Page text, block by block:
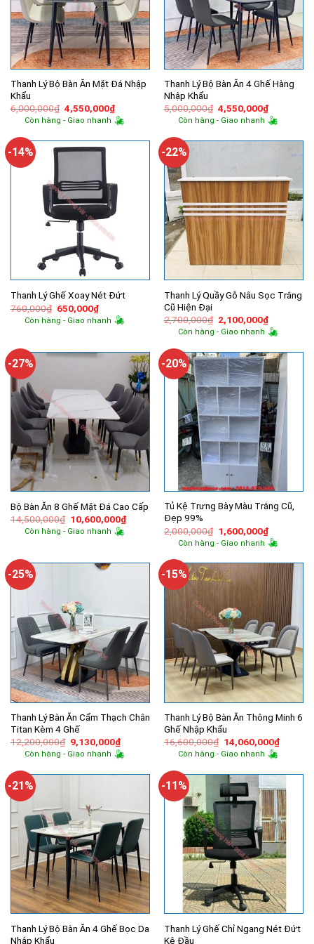
Thanh Lý Bộ Bàn Ăn Mặt Đá Nhập
Khẩu
6,000,000₫ Giá
gốc
là:
4,550,000₫Giá
hiện
tại
4,550,000₫.
Còn hàng - Giao nhanh
Thanh Lý Bộ Bàn Ăn 4 Ghế Hàng
Nhập Khẩu
5,000,000₫ Giá
gốc
là:
4,550,000₫Giá
hiện
tại
Còn hàng - Giao nhanh
-14%
Thanh Lý Ghế Xoay Nét Đứt
760,000₫ Giá
gốc
là:
650,000₫Giá
hiện
tại
Còn hàng - Giao nhanh
-22%
Thanh Lý Quầy Gỗ Nâu Sọc Trắng
Cũ Hiện Đại
2,700,000₫ Giá
gốc
là:
2,100,000₫Giá
hiện
tại
Còn hàng - Giao nhanh
-27%
Bộ Bàn Ăn 8 Ghế Mặt Đá Cao Cấp
14,500,000₫ Giá
gốc
là:
10,600,000₫Giá
hiện
Còn hàng - Giao nhanh
-20%
Tủ Kệ Trưng Bày Màu Trắng Cũ,
Đẹp 99%
2,000,000₫ Giá
gốc
là:
1,600,000₫Giá
hiện
tại
Còn hàng - Giao nhanh
-25%
Thanh Lý Bàn Ăn Cẩm Thạch Chân
Titan Kèm 4 Ghế
12,200,000₫ Giá
gốc
là:
9,130,000₫Giá
hiện
tại
9,130,000₫.
Còn hàng - Giao nhanh
-15%
Thanh Lý Bộ Bàn Ăn Thông Minh 6
Ghế Nhập Khẩu
16,600,000₫ Giá
gốc
là:
14,060,000₫Giá
hiện
Còn hàng - Giao nhanh
-21%
Thanh Lý Bộ Bàn Ăn 4 Ghế Bọc Da
Nhập Khẩu
-11%
Thanh Lý Ghế Chỉ Ngang Nét Đứt
Kê Đầu